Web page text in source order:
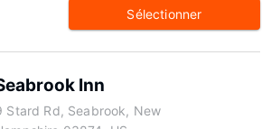
Sélectionner
Inn
Stard Rd, Seabrook, New